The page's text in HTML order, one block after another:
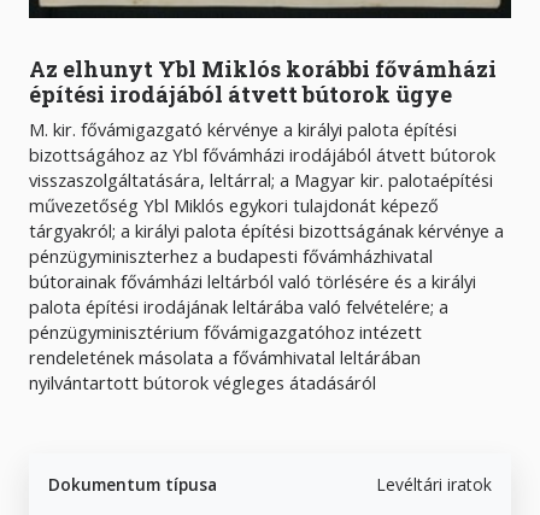
Az elhunyt Ybl Miklós korábbi fővámházi
építési irodájából átvett bútorok ügye
M. kir. fővámigazgató kérvénye a királyi palota építési
bizottságához az Ybl fővámházi irodájából átvett bútorok
visszaszolgáltatására, leltárral; a Magyar kir. palotaépítési
művezetőség Ybl Miklós egykori tulajdonát képező
tárgyakról; a királyi palota építési bizottságának kérvénye a
pénzügyminiszterhez a budapesti fővámházhivatal
bútorainak fővámházi leltárból való törlésére és a királyi
palota építési irodájának leltárába való felvételére; a
pénzügyminisztérium fővámigazgatóhoz intézett
rendeletének másolata a fővámhivatal leltárában
nyilvántartott bútorok végleges átadásáról
Dokumentum típusa Levéltári iratok